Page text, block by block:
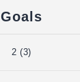
Goals
2 (3)